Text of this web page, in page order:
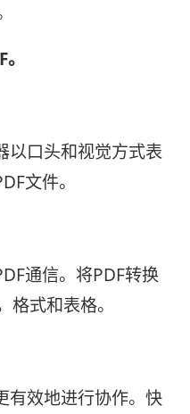
以口头和视觉方式表
文件。
通信。将PDF转换
式和表格。
有效地进行协作。快